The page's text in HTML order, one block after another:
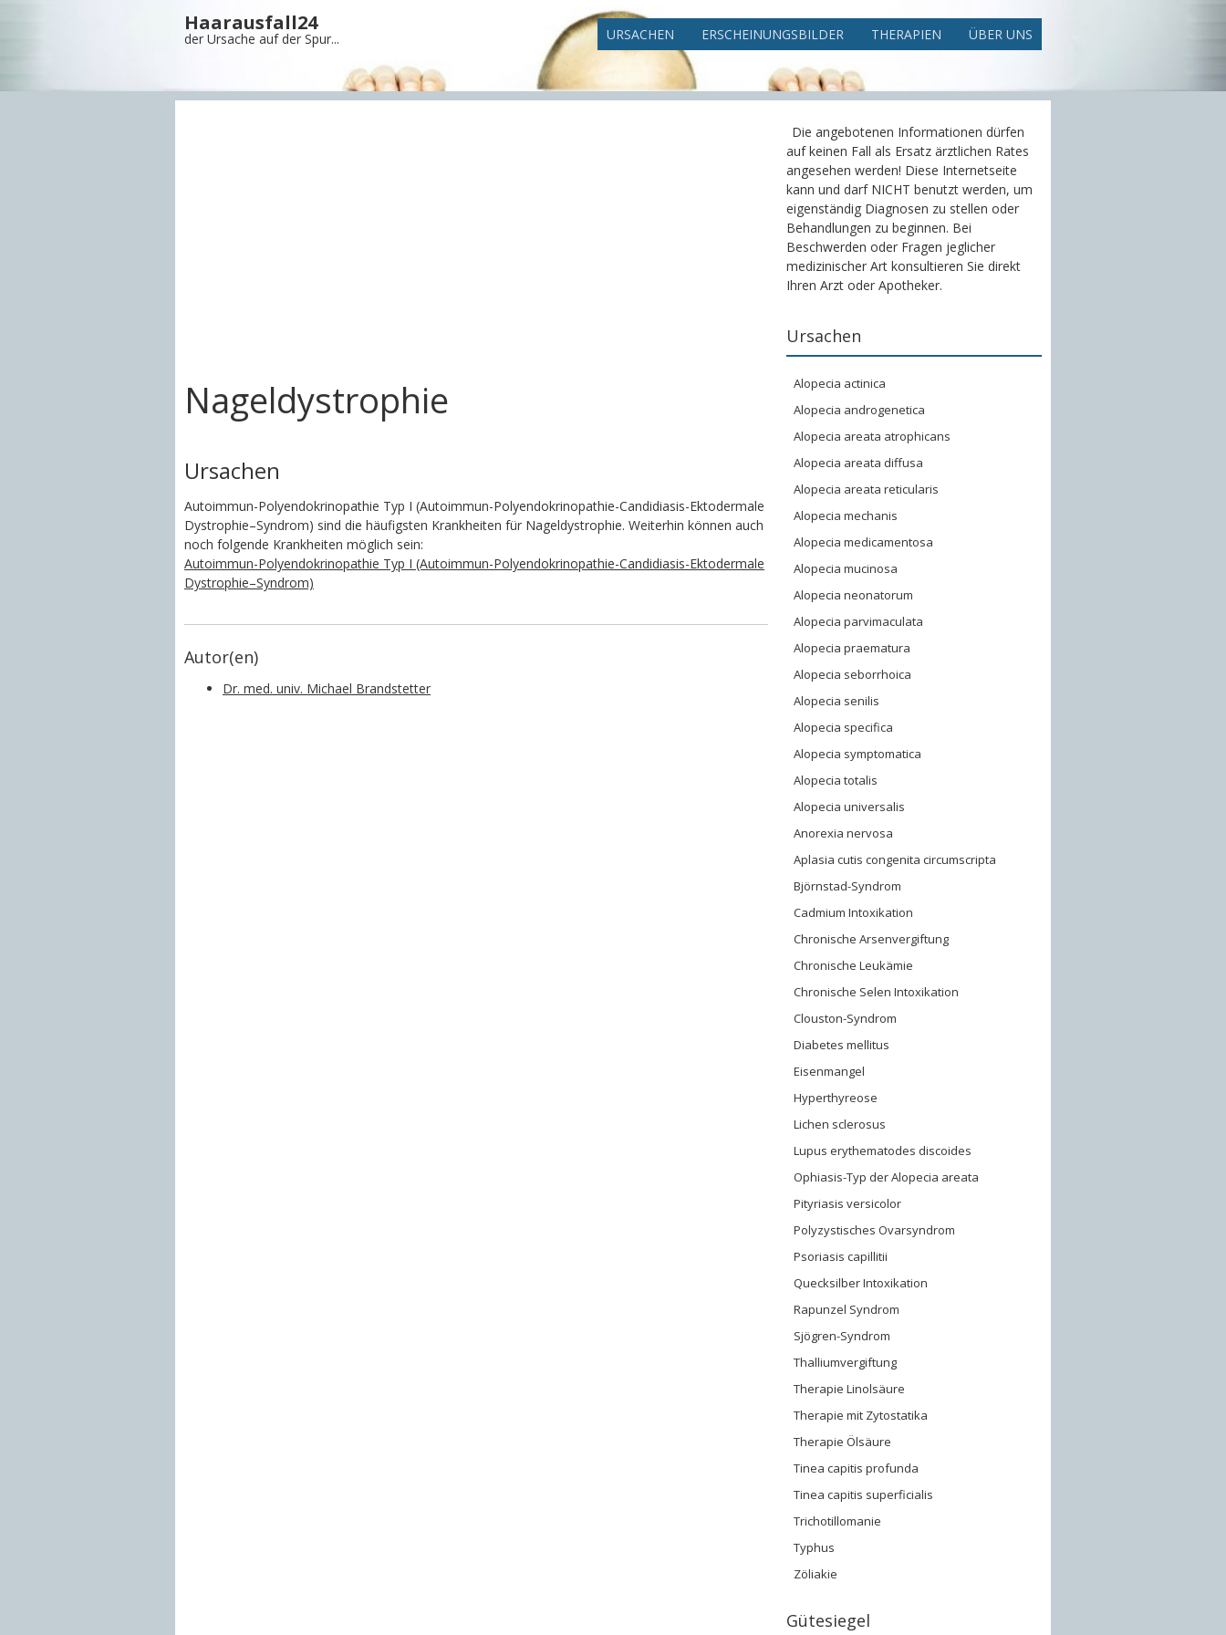
Haarausfall24
der Ursache auf der Spur... URSACHEN ERSCHEINUNGSBILDER THERAPIEN ÜBER UNS
Nageldystrophie
Ursachen
Autoimmun-Polyendokrinopathie Typ I (Autoimmun-Polyendokrinopathie-Candidiasis-Ektodermale
Dystrophie–Syndrom) sind die häufigsten Krankheiten für Nageldystrophie. Weiterhin können auch
noch folgende Krankheiten möglich sein:
Autoimmun-Polyendokrinopathie Typ I (Autoimmun-Polyendokrinopathie-Candidiasis-Ektodermale
Dystrophie–Syndrom)
Autor(en)
Dr. med. univ. Michael Brandstetter
Die angebotenen Informationen dürfen
auf keinen Fall als Ersatz ärztlichen Rates
angesehen werden! Diese Internetseite
kann und darf NICHT benutzt werden, um
eigenständig Diagnosen zu stellen oder
Behandlungen zu beginnen. Bei
Beschwerden oder Fragen jeglicher
medizinischer Art konsultieren Sie direkt
Ihren Arzt oder Apotheker.
Ursachen
Alopecia actinica
Alopecia androgenetica
Alopecia areata atrophicans
Alopecia areata diffusa
Alopecia areata reticularis
Alopecia mechanis
Alopecia medicamentosa
Alopecia mucinosa
Alopecia neonatorum
Alopecia parvimaculata
Alopecia praematura
Alopecia seborrhoica
Alopecia senilis
Alopecia specifica
Alopecia symptomatica
Alopecia totalis
Alopecia universalis
Anorexia nervosa
Aplasia cutis congenita circumscripta
Björnstad-Syndrom
Cadmium Intoxikation
Chronische Arsenvergiftung
Chronische Leukämie
Chronische Selen Intoxikation
Clouston-Syndrom
Diabetes mellitus
Eisenmangel
Hyperthyreose
Lichen sclerosus
Lupus erythematodes discoides
Ophiasis-Typ der Alopecia areata
Pityriasis versicolor
Polyzystisches Ovarsyndrom
Psoriasis capillitii
Quecksilber Intoxikation
Rapunzel Syndrom
Sjögren-Syndrom
Thalliumvergiftung
Therapie Linolsäure
Therapie mit Zytostatika
Therapie Ölsäure
Tinea capitis profunda
Tinea capitis superficialis
Trichotillomanie
Typhus
Zöliakie
Gütesiegel